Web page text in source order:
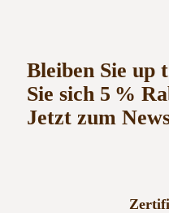
Bleiben Sie up
Sie sich 5 %
Jetzt zum